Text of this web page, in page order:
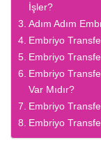
İşler?
Adım Adım
Embriyo
Embriyo
Embriyo
Var Mıdır?
Embriyo
Embriyo